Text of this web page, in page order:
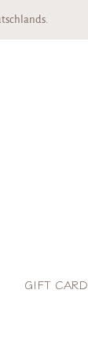
GIFT CARD